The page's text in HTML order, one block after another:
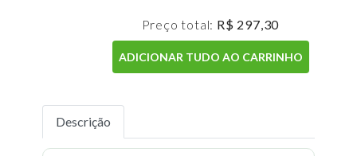
Preço total: R$ 297,30
ADICIONAR TUDO AO CARRINHO
Descrição